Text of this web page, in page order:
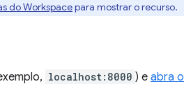
do Workspacepara mostrar o recurso.
localhost:8000 ) e abra o